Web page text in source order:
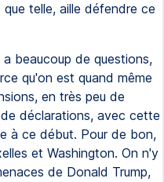
telle, aille défendre ce
a beaucoup de questions,
qu'on est quand même
en très peu de
déclarations, avec cette
à ce début. Pour de bon,
et Washington. On n'y
de Donald Trump,